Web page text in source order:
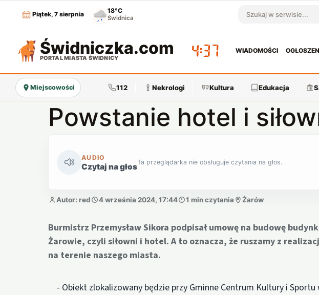
Piątek, 7 sierpnia
18°C
Świdnica Szukaj w serwisie
Świdniczka.com
PORTAL MIASTA ŚWIDNICY 04:37
WIADOMOŚCI
Miejscowości 112 Nekrologi Kultura Edukacja
Powstanie hotel i
AUDIO
Czytaj na głosTa przeglądarka nie obsługuje czytania na głos.
Autor: red 4 września 2024, 17:44 1 min czytania Żarów
Burmistrz Przemysław Sikora podpisał umowę na budowę
Żarowie, czyli siłowni i hotel. A to oznacza, że ruszamy z
na terenie naszego miasta.
- Obiekt zlokalizowany będzie przy Gminne Centrum Kultury i